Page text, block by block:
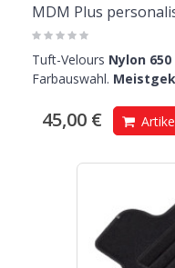
MDM Plus
Tuft-Velours Nylon
Farbauswahl.
45,00 €